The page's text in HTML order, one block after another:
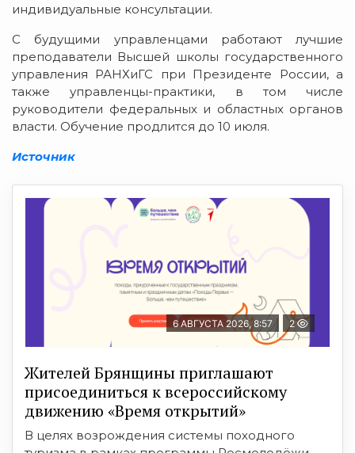
индивидуальные консультации.
С будущими управленцами работают лучшие
преподаватели Высшей школы государственного
управления РАНХиГС при Президенте России, а
также управленцы-практики, в том числе
руководители федеральных и областных органов
власти. Обучение продлится до 10 июля.
Источник
6 АВГУСТА 2026, 8:57 2
Жителей Брянщины приглашают
присоединиться к всероссийскому
движению «Время открытий»
В целях возрождения системы походного